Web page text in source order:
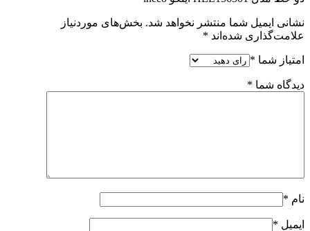
نشانی ایمیل شما منتشر نخواهد شد. بخش‌های موردنیاز
علامت‌گذاری شده‌اند *
امتیاز شما *
دیدگاه شما *
نام *
ایمیل *